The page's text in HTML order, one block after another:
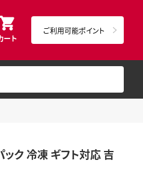
ート
ご利用可能ポイント
ック 冷凍 ギフト対応 吉